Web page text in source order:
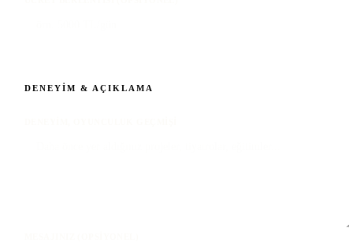
DENEYIM & AÇIKLAMA